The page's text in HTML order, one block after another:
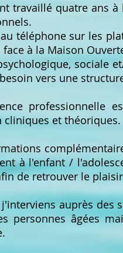
travaillé quatre ans
téléphone sur les
face à la Maison
sociale
vers une
professionnelle
cliniques et théoriques.
à l'enfant /
de retrouver le
auprès des
personnes âgées